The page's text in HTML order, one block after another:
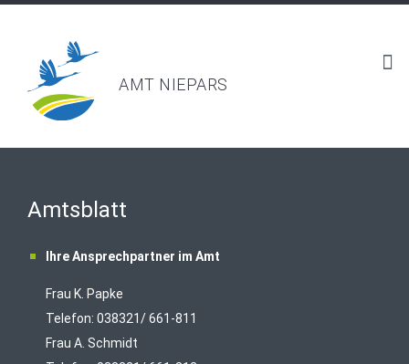
AMT NIEPARS
Amtsblatt
Ihre Ansprechpartner im Amt
Frau K. Papke
Telefon: 038321/ 661-811
Frau A. Schmidt